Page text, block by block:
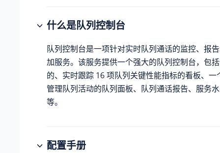
什么是队列控制台
队列控制台是一项针对实时队列通话的监控、报
加服务。该服务提供一个强大的队列控制台，包
的、实时跟踪 16 项队列关键性能指标的看板、
管理队列活动的队列面板、队列通话报告、服务
等。
配置手册